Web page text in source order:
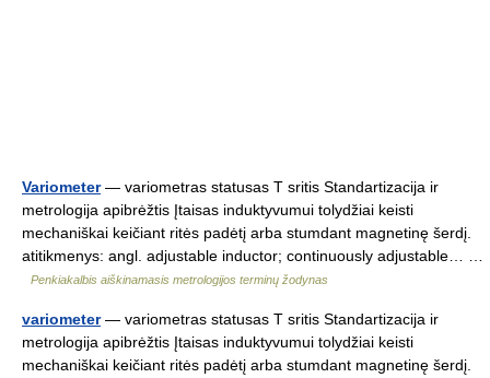
Variometer— variometras statusas T sritis Standartizacija ir
metrologija apibrėžtis Įtaisas induktyvumui tolydžiai keisti
mechaniškai keičiant ritės padėtį arba stumdant magnetinę šerdį.
atitikmenys: angl. adjustable inductor; continuously adjustable… …
Penkiakalbis aiškinamasis metrologijos terminų žodynas
variometer— variometras statusas T sritis Standartizacija ir
metrologija apibrėžtis Įtaisas induktyvumui tolydžiai keisti
mechaniškai keičiant ritės padėtį arba stumdant magnetinę šerdį.